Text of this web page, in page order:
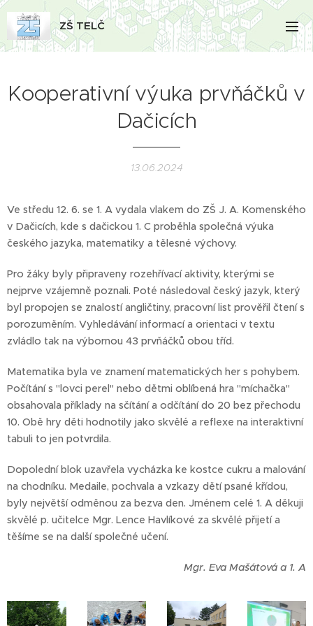
ZŠ TELČ
Kooperativní výuka prvňáčků v
Dačicích
13.06.2024
Ve středu 12. 6. se 1. A vydala vlakem do ZŠ J. A. Komenského
v Dačicích, kde s dačickou 1. C proběhla společná výuka
českého jazyka, matematiky a tělesné výchovy.
Pro žáky byly připraveny rozehřívací aktivity, kterými se
nejprve vzájemně poznali. Poté následoval český jazyk, který
byl propojen se znalostí angličtiny, pracovní list prověřil čtení s
porozuměním. Vyhledávání informací a orientaci v textu
zvládlo tak na výbornou 43 prvňáčků obou tříd.
Matematika byla ve znamení matematických her s pohybem.
Počítání s "lovci perel" nebo dětmi oblíbená hra "míchačka"
obsahovala příklady na sčítání a odčítání do 20 bez přechodu
10. Obě hry děti hodnotily jako skvělé a reflexe na interaktivní
tabuli to jen potvrdila.
Dopolední blok uzavřela vycházka ke kostce cukru a malování
na chodníku. Medaile, pochvala a vzkazy dětí psané křídou,
byly největší odměnou za bezva den. Jménem celé 1. A děkuji
skvělé p. učitelce Mgr. Lence Havlíkové za skvělé přijetí a
těšíme se na další společné učení.
Mgr. Eva Mašátová a 1. A